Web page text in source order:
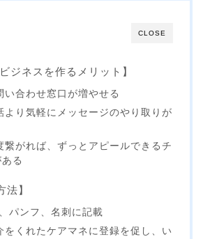
CLOSE
ジネスを作るメリット】
い合わせ窓口が増やせる
より気軽にメッセージのやり取りが
繋がれば、ずっとアピールできるチ
る
法】
パンフ、名刺に記載
をくれたケアマネに登録を促し、い